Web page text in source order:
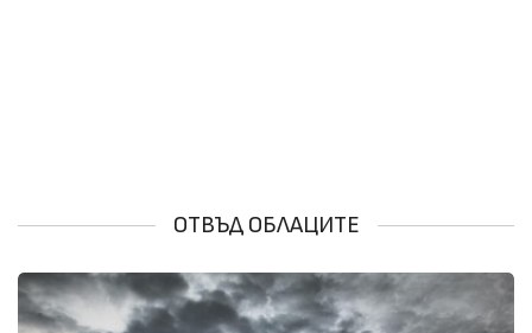
ОТВЪД ОБЛАЦИТЕ